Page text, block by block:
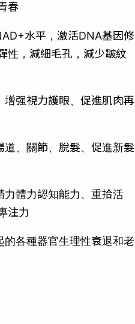
春
水平，激活DNA基因修
性，減細毛孔，減少皺紋
强視力護眼、促進肌肉再
、關節、脫髮、促進新髮
力體力認知能力、重拾活
注力
的各種器官生理性衰退和老